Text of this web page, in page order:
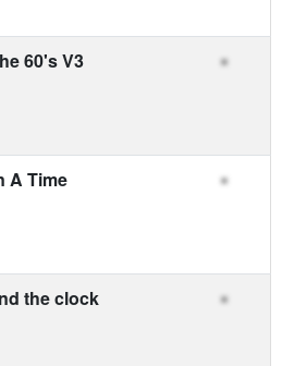
60's V3
A Time
the clock